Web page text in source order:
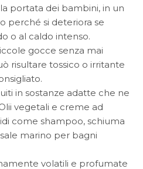
portata dei bambini, in un
perché si deteriora se
o al caldo intenso.
gocce senza mai
risultare tossico o irritante
in sostanze adatte che ne
vegetali e creme ad
come shampoo, schiuma
marino per bagni
volatili e profumate